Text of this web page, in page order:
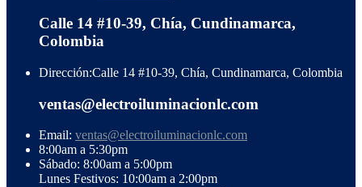
Calle 14 #10-39, Chía, Cundinamarca,
Colombia
Dirección:Calle 14 #10-39, Chía, Cundinamarca, Colombia
ventas@electroiluminacionlc.com
Email: ventas@electroiluminacionlc.com
8:00am a 5:30pm
Sábado: 8:00am a 5:00pm
Lunes Festivos: 10:00am a 2:00pm